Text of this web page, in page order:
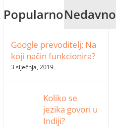
PopularnoNedavno
Google prevoditelj: Na
koji način funkcionira?
3 siječnja, 2019
Koliko se
jezika govori u
Indiji?